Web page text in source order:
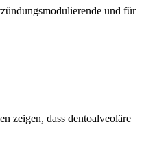
und für
zeigen, dass dentoalveoläre